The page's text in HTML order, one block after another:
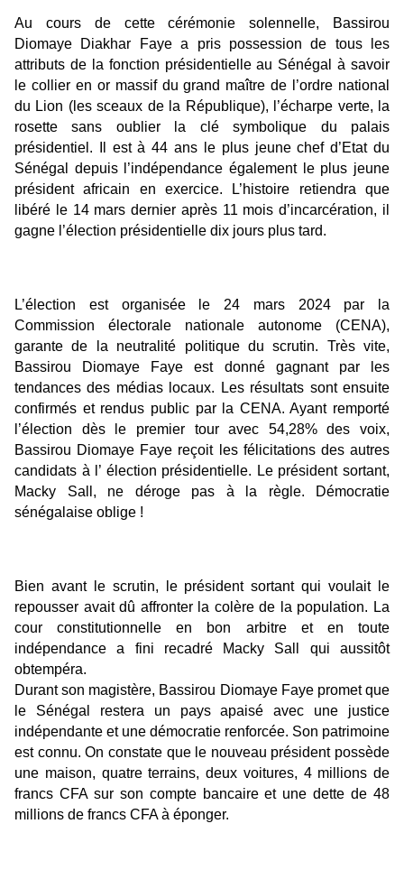
Au cours de cette cérémonie solennelle, Bassirou
Diomaye Diakhar Faye a pris
possession de tous les
attributs de la fonction présidentielle au Sénégal à savoir
le collier en or massif du grand maître de l’ordre national
du Lion (les sceaux de la République), l’écharpe verte, la
rosette sans oublier la clé symbolique du palais
présidentiel. Il est à 44 ans le plus jeune chef d’Etat du
Sénégal depuis l’indépendance également le plus jeune
président africain en exercice. L’histoire retiendra que
libéré le 14 mars dernier après 11 mois d’incarcération, il
gagne l’élection présidentielle dix jours plus tard.
L’élection est organisée le 24 mars 2024 par la
Commission électorale nationale autonome (CENA),
garante de la neutralité politique du scrutin. Très vite,
Bassirou Diomaye Faye est donné gagnant par les
tendances des médias locaux. Les résultats sont ensuite
confirmés et rendus public par la CENA. Ayant remporté
l’élection dès le premier tour avec 54,28% des voix,
Bassirou Diomaye Faye reçoit les félicitations des autres
candidats à l’ élection présidentielle. Le président sortant,
Macky Sall, ne déroge pas à la règle. Démocratie
sénégalaise oblige !
Bien avant le scrutin, le président sortant qui voulait le
repousser avait dû affronter la colère de la population. La
cour constitutionnelle en bon arbitre et en toute
indépendance a fini recadré Macky Sall qui aussitôt
obtempéra.
Durant son magistère, Bassirou Diomaye Faye promet que
le Sénégal restera un pays apaisé avec une justice
indépendante et une démocratie renforcée. Son patrimoine
est connu. On constate que le nouveau président possède
une maison, quatre terrains, deux voitures, 4 millions de
francs CFA sur son compte bancaire et une dette de 48
millions de francs CFA à éponger.